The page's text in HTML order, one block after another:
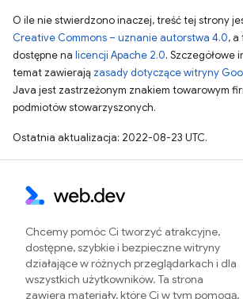
O ile nie stwierdzono inaczej, treść tej strony
Creative Commons – uznanie autorstwa 4.0, a
dostępne na licencji Apache 2.0. Szczegółowe
temat zawierają zasady dotyczące witryny
Java jest zastrzeżonym znakiem towarowym
podmiotów stowarzyszonych.
Ostatnia aktualizacja: 2022-08-23 UTC.
Chcemy pomóc Ci tworzyć atrakcyjne,
dostępne, szybkie i bezpieczne witryny
działające w różnych przeglądarkach i dla
wszystkich użytkowników. Ta strona
zawiera materiały, które Ci w tym pomogą,